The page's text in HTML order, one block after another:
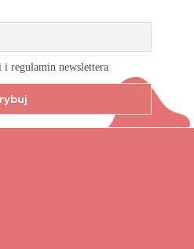
regulamin newslettera